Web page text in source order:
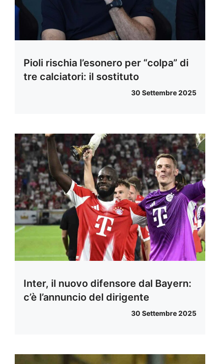
Pioli rischia l’esonero per “colpa” di
tre calciatori: il sostituto
30 Settembre 2025
Inter, il nuovo difensore dal Bayern:
c’è l’annuncio del dirigente
30 Settembre 2025